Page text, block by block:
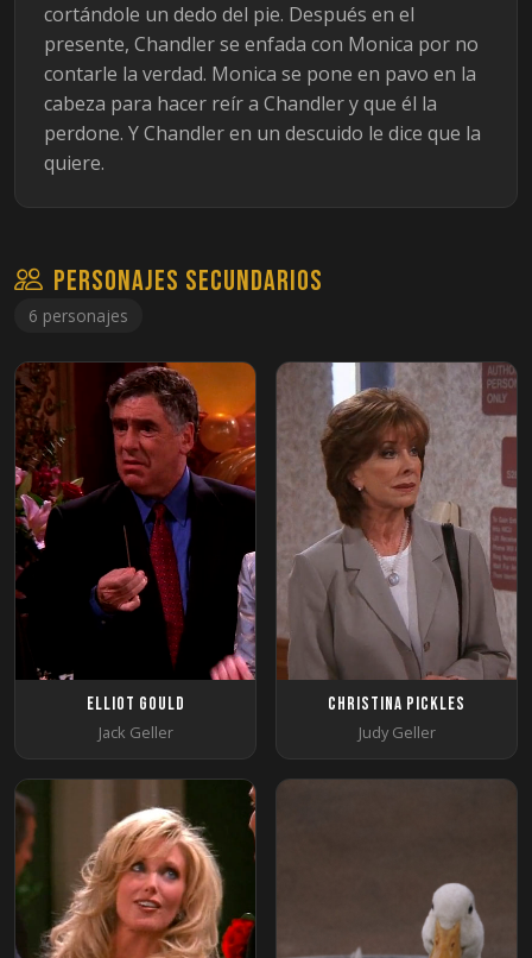
cortándole un dedo del pie. Después en el
presente, Chandler se enfada con Monica por no
contarle la verdad. Monica se pone en pavo en la
cabeza para hacer reír a Chandler y que él la
perdone. Y Chandler en un descuido le dice que la
quiere.
Personajes secundarios
6 personajes
Elliot Gould
Jack Geller
Christina Pickles
Judy Geller